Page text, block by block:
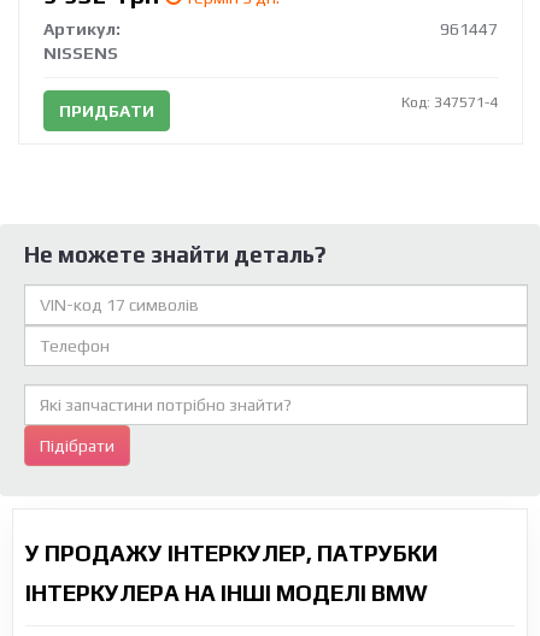
Артикул:
961447
NISSENS
ПРИДБАТИ Код: 347571-4
Не можете знайти деталь?
Підібрати
У ПРОДАЖУ ІНТЕРКУЛЕР, ПАТРУБКИ
ІНТЕРКУЛЕРА НА ІНШІ МОДЕЛІ BMW